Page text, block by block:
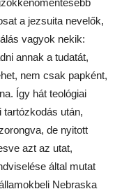
a jezsuita nevelők,
vagyok nekik:
annak a tudatát,
nem csak papként,
Így hát teológiai
után,
de nyitott
azt az utat,
által mutat
Nebraska